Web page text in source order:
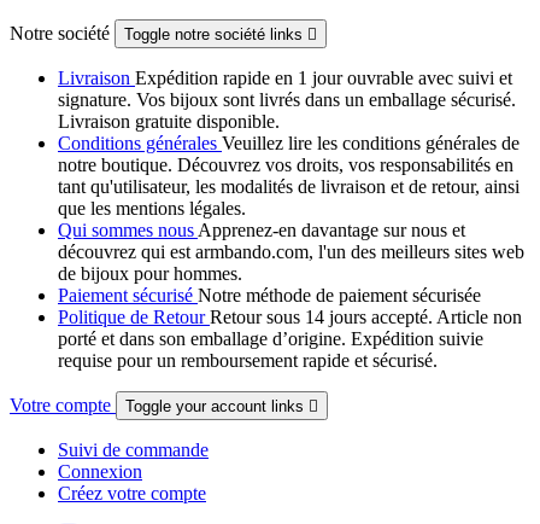
Notre société Toggle notre société links 
Livraison Expédition rapide en 1 jour ouvrable avec suivi et
signature. Vos bijoux sont livrés dans un emballage sécurisé.
Livraison gratuite disponible.
Conditions générales Veuillez lire les conditions générales de
notre boutique. Découvrez vos droits, vos responsabilités en
tant qu'utilisateur, les modalités de livraison et de retour, ainsi
que les mentions légales.
Qui sommes nous Apprenez-en davantage sur nous et
découvrez qui est armbando.com, l'un des meilleurs sites web
de bijoux pour hommes.
Paiement sécurisé Notre méthode de paiement sécurisée
Politique de RetourRetour sous 14 jours accepté. Article non
porté et dans son emballage d’origine. Expédition suivie
requise pour un remboursement rapide et sécurisé.
Votre compte Toggle your account links 
Suivi de commande
Connexion
Créez votre compte